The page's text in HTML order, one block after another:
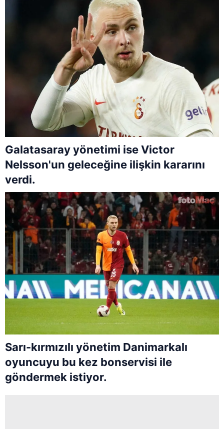
Galatasaray yönetimi ise Victor
Nelsson'un geleceğine ilişkin kararını
verdi.
Sarı-kırmızılı yönetim Danimarkalı
oyuncuyu bu kez bonservisi ile
göndermek istiyor.